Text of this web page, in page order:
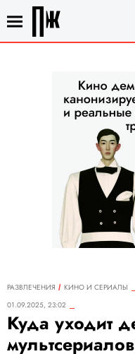
РАЗВЛЕЧЕНИЯ
КИНО И СЕРИАЛЫ
01.09.2025, 23:02
Куда уходит